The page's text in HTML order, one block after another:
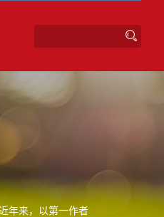
年来，以第一作者